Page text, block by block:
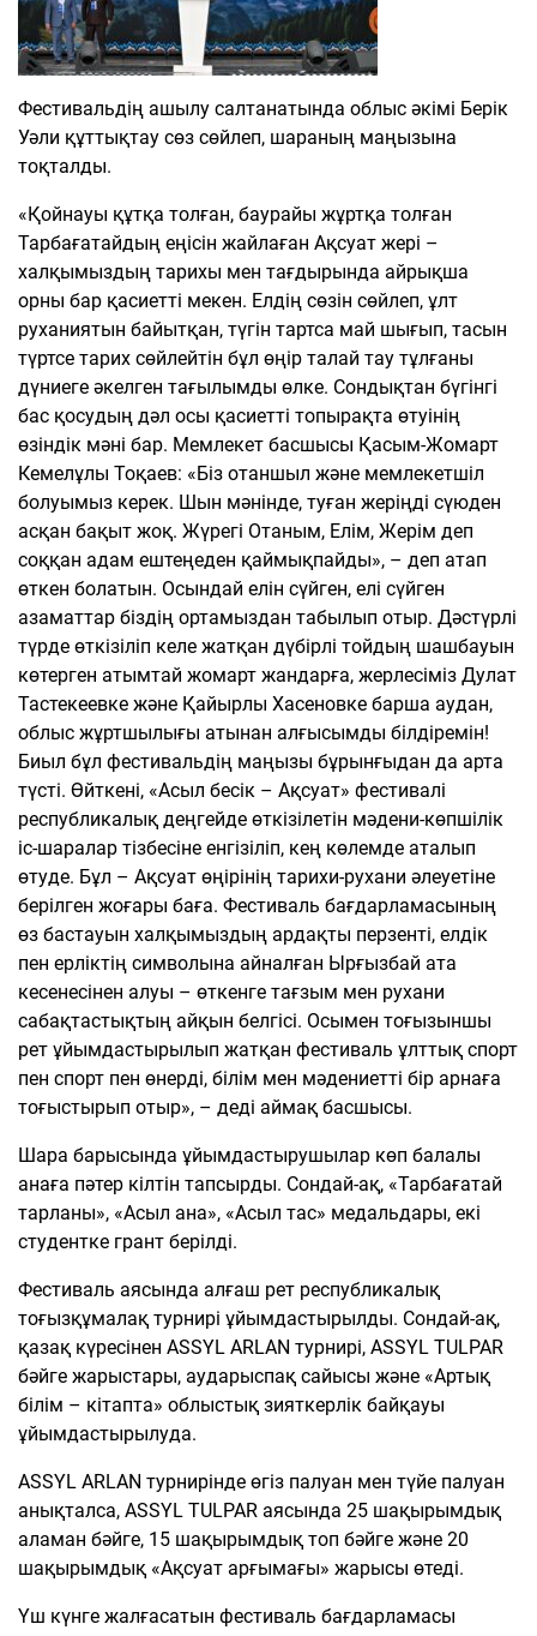
Фестивальдің ашылу салтанатында облыс әкімі Берік
Уәли құттықтау сөз сөйлеп, шараның маңызына
тоқталды.
«Қойнауы құтқа толған, баурайы жұртқа толған
Тарбағатайдың еңісін жайлаған Ақсуат жері –
халқымыздың тарихы мен тағдырында айрықша
орны бар қасиетті мекен. Елдің сөзін сөйлеп, ұлт
руханиятын байытқан, түгін тартса май шығып, тасын
түртсе тарих сөйлейтін бұл өңір талай тау тұлғаны
дүниеге әкелген тағылымды өлке. Сондықтан бүгінгі
бас қосудың дәл осы қасиетті топырақта өтуінің
өзіндік мәні бар. Мемлекет басшысы Қасым-Жомарт
Кемелұлы Тоқаев: «Біз отаншыл және мемлекетшіл
болуымыз керек. Шын мәнінде, туған жеріңді сүюден
асқан бақыт жоқ. Жүрегі Отаным, Елім, Жерім деп
соққан адам ештеңеден қаймықпайды», – деп атап
өткен болатын. Осындай елін сүйген, елі сүйген
азаматтар біздің ортамыздан табылып отыр. Дәстүрлі
түрде өткізіліп келе жатқан дүбірлі тойдың шашбауын
көтерген атымтай жомарт жандарға, жерлесіміз Дулат
Тастекеевке және Қайырлы Хасеновке барша аудан,
облыс жұртшылығы атынан алғысымды білдіремін!
Биыл бұл фестивальдің маңызы бұрынғыдан да арта
түсті. Өйткені, «Асыл бесік – Ақсуат» фестивалі
республикалық деңгейде өткізілетін мәдени-көпшілік
іс-шаралар тізбесіне енгізіліп, кең көлемде аталып
өтуде. Бұл – Ақсуат өңірінің тарихи-рухани әлеуетіне
берілген жоғары баға. Фестиваль бағдарламасының
өз бастауын халқымыздың ардақты перзенті, елдік
пен ерліктің символына айналған Ырғызбай ата
кесенесінен алуы – өткенге тағзым мен рухани
сабақтастықтың айқын белгісі. Осымен тоғызыншы
рет ұйымдастырылып жатқан фестиваль ұлттық спорт
пен спорт пен өнерді, білім мен мәдениетті бір арнаға
тоғыстырып отыр», – деді аймақ басшысы.
Шара барысында ұйымдастырушылар көп балалы
анаға пәтер кілтін тапсырды. Сондай-ақ, «Тарбағатай
тарланы», «Асыл ана», «Асыл тас» медальдары, екі
студентке грант берілді.
Фестиваль аясында алғаш рет республикалық
тоғызқұмалақ турнирі ұйымдастырылды. Сондай-ақ,
қазақ күресінен ASSYL ARLAN турнирі, ASSYL TULPAR
бәйге жарыстары, аударыспақ сайысы және «Артық
білім – кітапта» облыстық зияткерлік байқауы
ұйымдастырылуда.
ASSYL ARLAN турнирінде өгіз палуан мен түйе палуан
анықталса, ASSYL TULPAR аясында 25 шақырымдық
аламан бәйге, 15 шақырымдық топ бәйге және 20
шақырымдық «Ақсуат арғымағы» жарысы өтеді.
Үш күнге жалғасатын фестиваль бағдарламасы